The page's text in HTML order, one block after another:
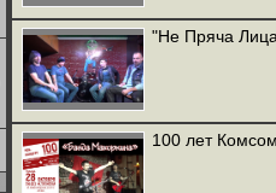
"Не Пряча
100 лет